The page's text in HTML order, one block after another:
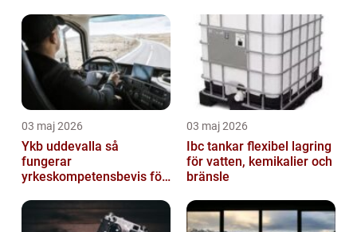
03 maj 2026
Ykb uddevalla så
fungerar
yrkeskompetensbevis för
03 maj 2026
Ibc tankar flexibel lagring
för vatten, kemikalier och
bränsle